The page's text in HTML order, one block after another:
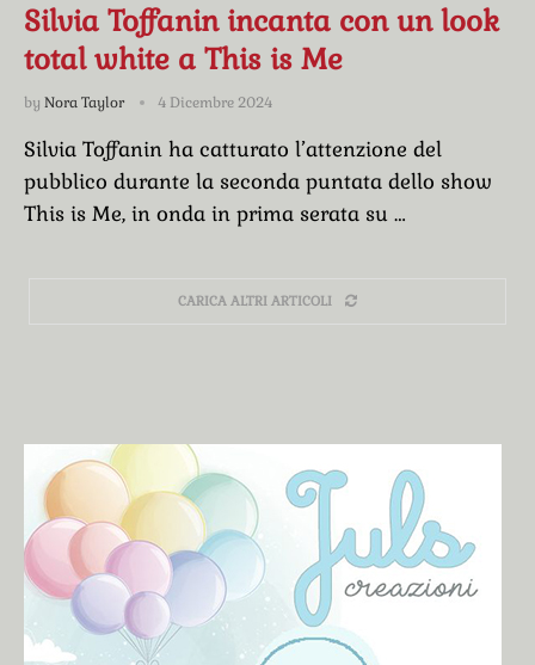
Silvia Toffanin incanta con un look
total white a This is Me
by Nora Taylor 4 Dicembre 2024
Silvia Toffanin ha catturato l’attenzione del
pubblico durante la seconda puntata dello show
This is Me, in onda in prima serata su …
CARICA ALTRI ARTICOLI